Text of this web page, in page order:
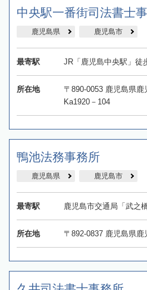
中央駅一番街司法書士
鹿児島県 鹿児島市
最寄駅 JR「鹿児島中央駅」徒
所在地
〒890-0053 鹿児島県鹿
Ka1920－104
鴨池法務事務所
鹿児島県 鹿児島市
最寄駅 鹿児島市交通局「武之
所在地 〒892-0837 鹿児島県